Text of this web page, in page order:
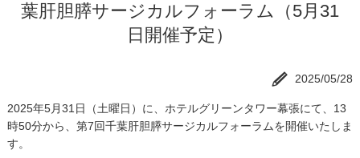
葉肝胆膵サージカルフォーラム（5月31
日開催予定）
2025/05/28
2025年5月31日（土曜日）に、ホテルグリーンタワー幕張にて、13
時50分から、第7回千葉肝胆膵サージカルフォーラムを開催いたしま
す。